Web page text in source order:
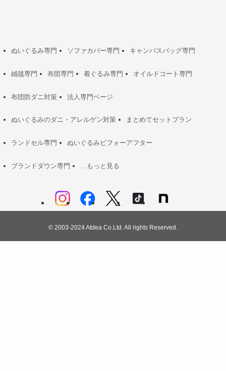
ぬいぐるみ専門 ソファカバー専門 キャンバスバッグ専門
絨毯専門 布団専門 着ぐるみ専門 オイルドコート専門
布団防ダニ対策 法人専門ページ
ぬいぐるみのダニ・アレルゲン対策 まとめてセットプラン
ランドセル専門 ぬいぐるみビフォーアフター
ブランドダウン専門 …もっと見る
© 2003-2024 Atdea Co.Ltd. All rights Reserved.